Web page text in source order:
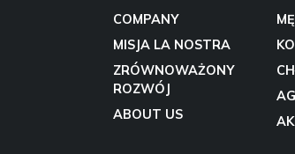
COMPANY
MISJA LA NOSTRA
ZRÓWNOWAŻONY
ROZWÓJ
ABOUT US